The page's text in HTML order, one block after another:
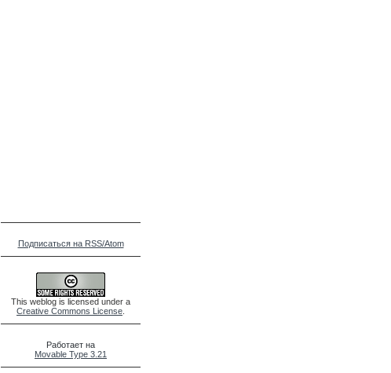
Подписаться на RSS/Atom
This weblog is licensed under a
Creative Commons License
Работает на
Movable Type 3.21